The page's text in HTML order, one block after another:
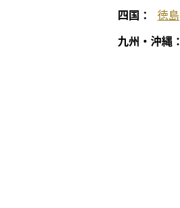
四国：
徳島
九州・沖縄：